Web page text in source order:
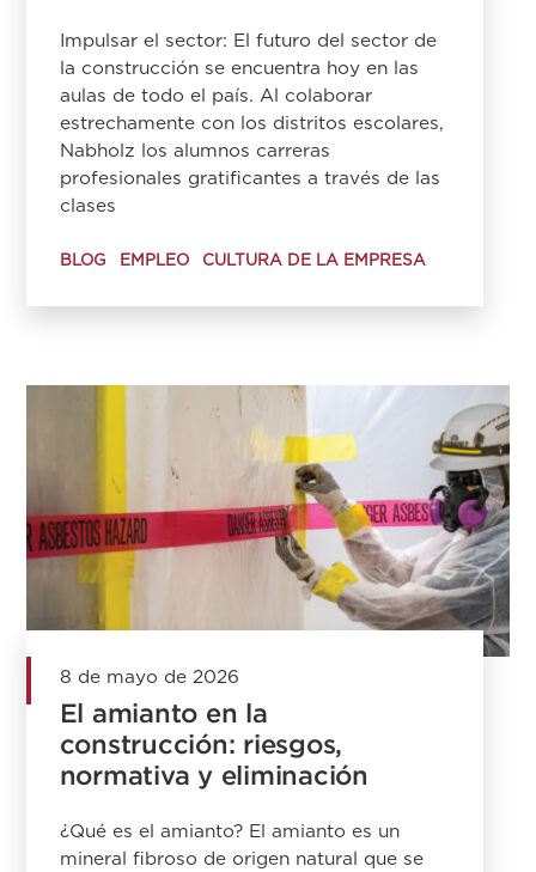
Impulsar el sector: El futuro del sector de
la construcción se encuentra hoy en las
aulas de todo el país. Al colaborar
estrechamente con los distritos escolares,
Nabholz los alumnos carreras
profesionales gratificantes a través de las
clases
BLOG EMPLEO CULTURA DE LA EMPRESA
8 de mayo de 2026
El amianto en la
construcción: riesgos,
normativa y eliminación
¿Qué es el amianto? El amianto es un
mineral fibroso de origen natural que se